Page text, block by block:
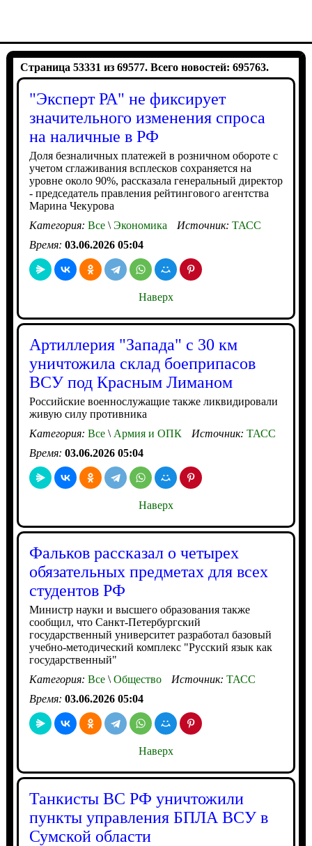
Страница 53331 из 69577. Всего новостей: 695763.
"Эксперт РА" не фиксирует
значительного изменения спроса
на наличные в РФ
Доля безналичных платежей в розничном обороте с
учетом сглаживания всплесков сохраняется на
уровне около 90%, рассказала генеральный директор
- председатель правления рейтингового агентства
Марина Чекурова
Категория: Все\Экономика Источник: ТАСС
Время: 03.06.2026 05:04
Наверх
Артиллерия "Запада" с 30 км
уничтожила склад боеприпасов
ВСУ под Красным Лиманом
Российские военнослужащие также ликвидировали
живую силу противника
Категория: Все\Армия и ОПК Источник: ТАСС
Время: 03.06.2026 05:04
Наверх
Фальков рассказал о четырех
обязательных предметах для всех
студентов РФ
Министр науки и высшего образования также
сообщил, что Санкт-Петербургский
государственный университет разработал базовый
учебно-методический комплекс "Русский язык как
государственный"
Категория: Все\Общество Источник: ТАСС
Время: 03.06.2026 05:04
Наверх
Танкисты ВС РФ уничтожили
пункты управления БПЛА ВСУ в
Сумской области